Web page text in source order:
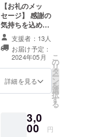
【お礼のメッ
セージ】 感謝の
気持ちを込め
て、お礼のメッ
セージをお送り
します。
支援者：13人
お届け予定：
2024年05月
詳細を見る
こ
の
リ
タ
ー
ン
を
選
択
す
る
3,0
00 円